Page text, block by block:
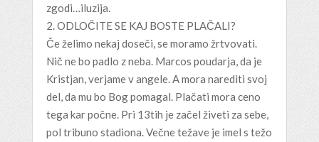
zgodi…iluzija.
2. ODLOČITE SE KAJ BOSTE PLAČALI?
Če želimo nekaj doseči, se moramo žrtvovati.
Nič ne bo padlo z neba. Marcos poudarja, da je
Kristjan, verjame v angele. A mora narediti svoj
del, da mu bo Bog pomagal. Plačati mora ceno
tega kar počne. Pri 13tih je začel živeti za sebe,
pol tribuno stadiona. Večne težave je imel s težo